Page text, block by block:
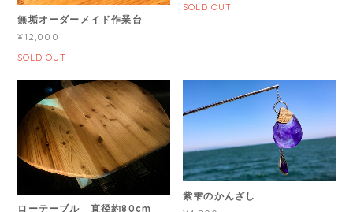
無垢オーダーメイド作業台
¥12,000
SOLD OUT
SOLD OUT
ローテーブル 直径約80cm
紫雫のかんざし